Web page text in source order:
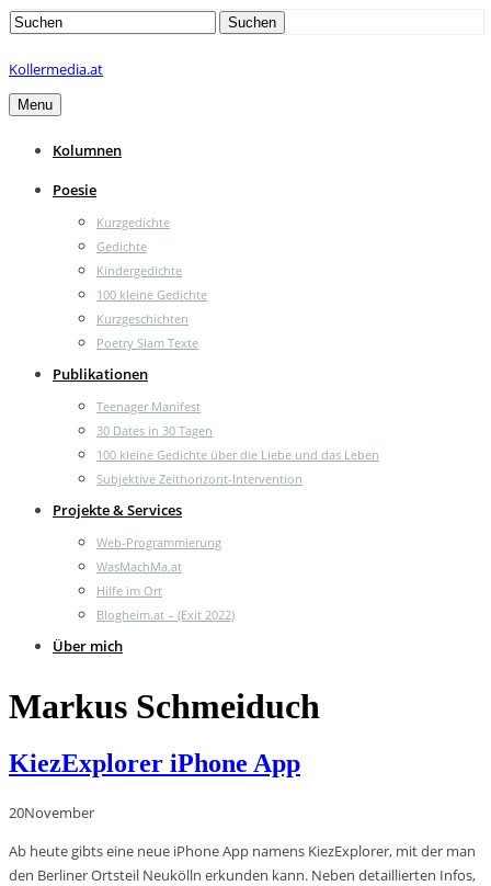
Search
Suchen
Kollermedia.at
Menu
Kolumnen
Poesie
Kurzgedichte
Gedichte
Kindergedichte
100 kleine Gedichte
Kurzgeschichten
Poetry Slam Texte
Publikationen
Teenager Manifest
30 Dates in 30 Tagen
100 kleine Gedichte über die Liebe und das Leben
Subjektive Zeithorizont-Intervention
Projekte & Services
Web-Programmierung
WasMachMa.at
Hilfe im Ort
Blogheim.at – (Exit 2022)
Über mich
Markus Schmeiduch
KiezExplorer iPhone App
20November
Ab heute gibts eine neue iPhone App namens KiezExplorer, mit der man
den Berliner Ortsteil Neukölln erkunden kann. Neben detaillierten Infos,